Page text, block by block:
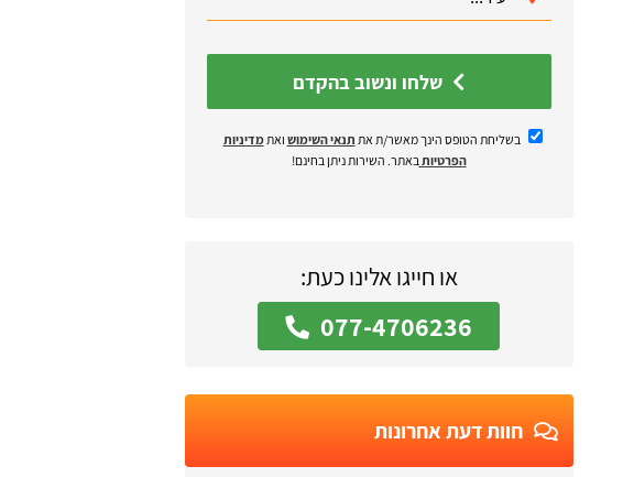
שלחו ונשוב בהקדם
בשליחת הטופס הינך מאשר/ת את תנאי השימוש ואתמדיניות
הפרטיותבאתר. השירות ניתן בחינם!
או חייגו אלינו כעת:
077-4706236
חוות דעת אחרונות